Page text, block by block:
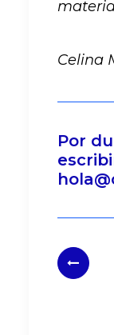
Celina
Por